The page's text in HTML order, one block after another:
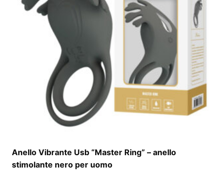
Anello Vibrante Usb “Master Ring” – anello
stimolante nero per uomo